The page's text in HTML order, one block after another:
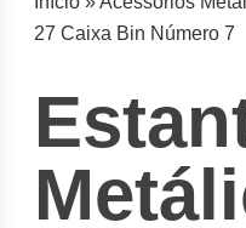
27 Caixa Bin Número 7